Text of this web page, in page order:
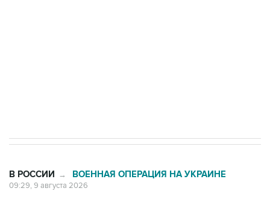
В РОССИИ → ВОЕННАЯ ОПЕРАЦИЯ НА УКРАИНЕ
09:29, 9 августа 2026